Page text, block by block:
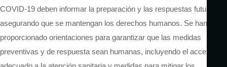
COVID-19 deben informar la preparación y las respuestas futuras,
asegurando que se mantengan los derechos humanos. Se han
proporcionado orientaciones para garantizar que las medidas
preventivas y de respuesta sean humanas, incluyendo el acceso